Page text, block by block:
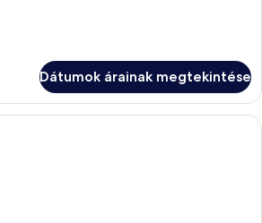
Dátumok árainak megtekintése